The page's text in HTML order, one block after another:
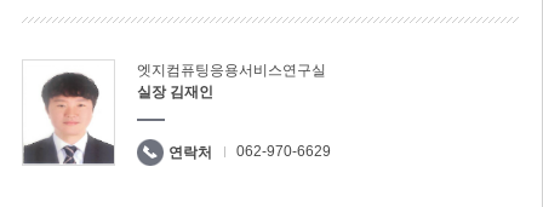
엣지컴퓨팅응용서비스연구실
실장 김재인
연락처 062-970-6629